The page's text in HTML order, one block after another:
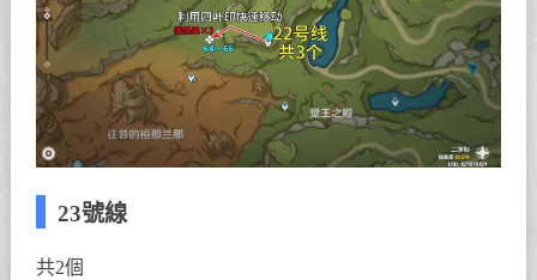
23號線
共2個